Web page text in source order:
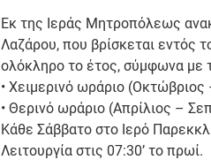
Εκ της Ιεράς Μητροπόλεως
Λαζάρου, που βρίσκεται εντός
ολόκληρο το έτος, σύμφωνα με
• Χειμερινό ωράριο
• Θερινό ωράριο (Απρίλιος –
Κάθε Σάββατο στο Ιερό
Λειτουργία στις 07:30’ το πρωί.